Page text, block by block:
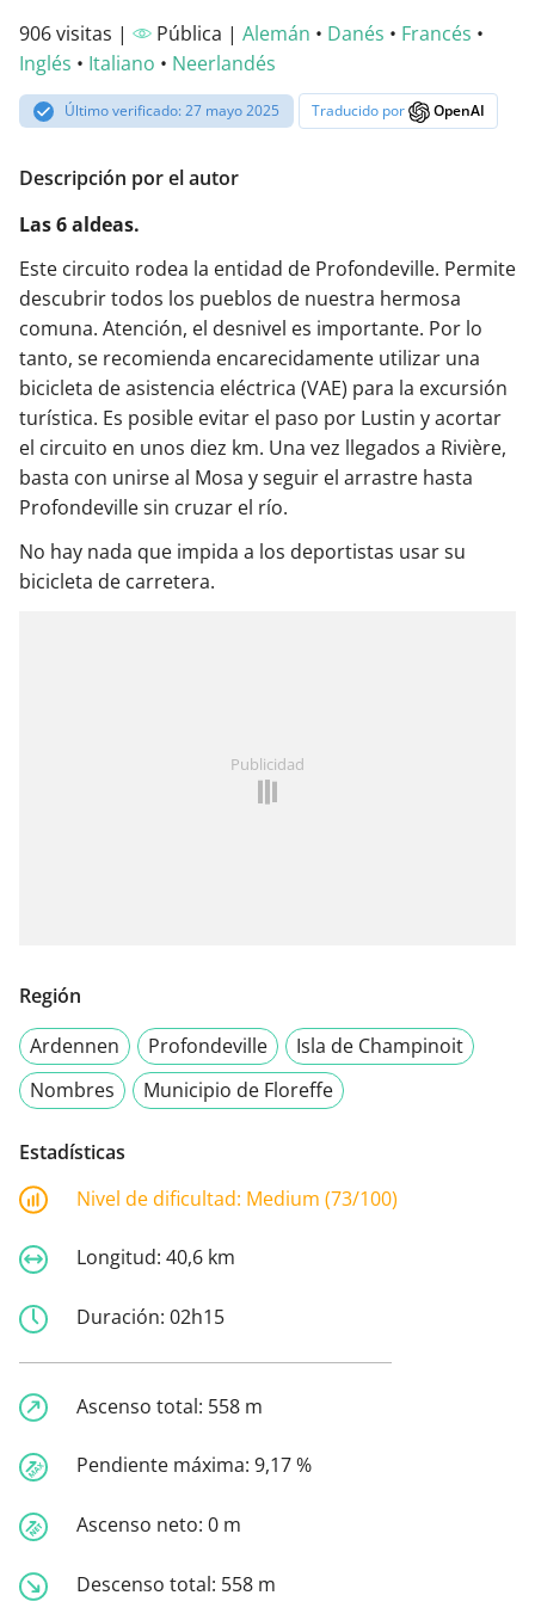
906 visitas | Pública | Alemán • Danés • Francés •
Inglés • Italiano • Neerlandés
Último verificado: 27 mayo 2025 Traducido por OpenAI
Descripción por el autor
Las 6 aldeas.
Este circuito rodea la entidad de Profondeville. Permite
descubrir todos los pueblos de nuestra hermosa
comuna. Atención, el desnivel es importante. Por lo
tanto, se recomienda encarecidamente utilizar una
bicicleta de asistencia eléctrica (VAE) para la excursión
turística. Es posible evitar el paso por Lustin y acortar
el circuito en unos diez km. Una vez llegados a Rivière,
basta con unirse al Mosa y seguir el arrastre hasta
Profondeville sin cruzar el río.
No hay nada que impida a los deportistas usar su
bicicleta de carretera.
Publicidad
Región
Ardennen
Profondeville
Isla de Champinoit
Nombres
Municipio de Floreffe
Estadísticas
Nivel de dificultad: Medium (73/100)
Longitud: 40,6 km
Duración: 02h15
Ascenso total: 558 m
Pendiente máxima: 9,17 %
Ascenso neto: 0 m
Descenso total: 558 m